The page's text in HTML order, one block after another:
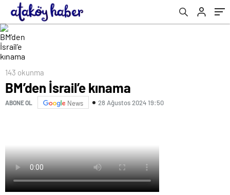
143 okunma
BM’den İsrail’e kınama
ABONE OL News 28 Ağustos 2024 19:50